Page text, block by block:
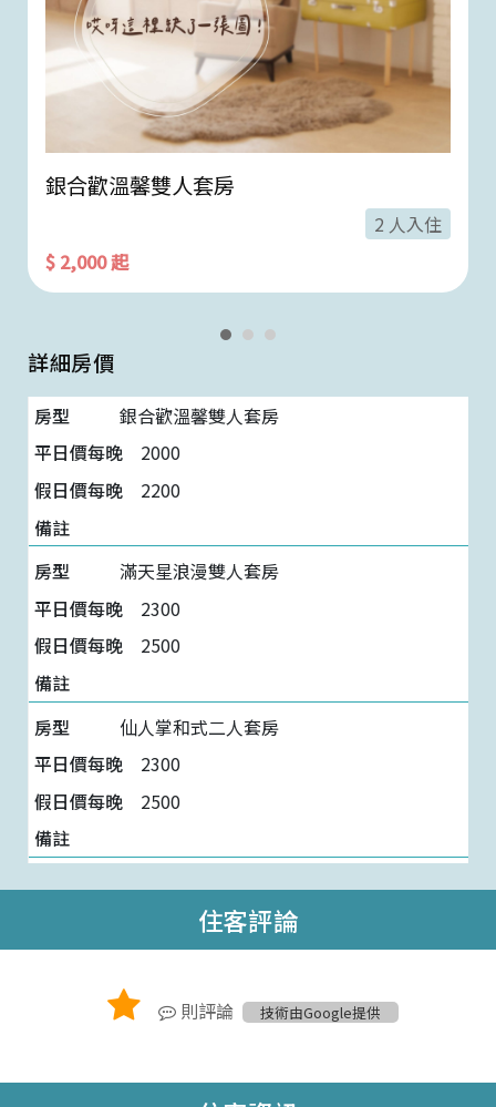
銀合歡溫馨雙人套房
2 人入住
$ 2,000 起
詳細房價
銀合歡溫馨雙人套房
2000
2200
滿天星浪漫雙人套房
2300
2500
仙人掌和式二人套房
2300
2500
住客評論
則評論 技術由Google提供